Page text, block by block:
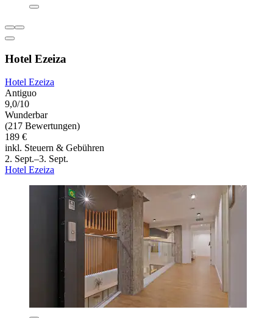
Hotel Ezeiza
Hotel Ezeiza
Antiguo
9,0/10
Wunderbar
(217 Bewertungen)
189 €
inkl. Steuern & Gebühren
2. Sept.–3. Sept.
Hotel Ezeiza